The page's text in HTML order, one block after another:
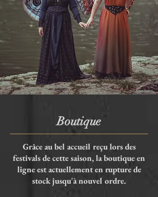
Boutique
Grâce au bel accueil reçu lors des
festivals de cette saison, la boutique en
ligne est actuellement en rupture de
stock jusqu'à nouvel ordre.